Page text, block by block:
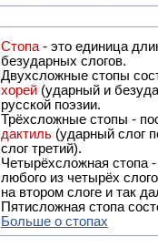
Стопа - это единица
безударных слогов.
Двухсложные стопы
хорей (ударный и
русской поэзии.
Трёхсложные стопы -
дактиль (ударный слог
слог третий).
Четырёхсложная стопа
любого из четырёх
на втором слоге и так
Пятисложная стопа
Больше о стопах